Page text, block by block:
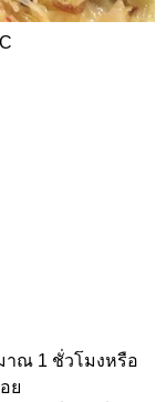
าณ 1 ชั่วโมงหรือ
ย